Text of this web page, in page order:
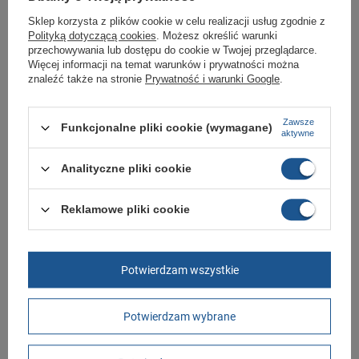
Marka Lee Cooper
Symbol LCW-24-02-2140M
Gwarancja Gwarancja
Długość towaru w
Szerokość towaru w
Więcej
GWARANCJA
Sklep korzysta z plików cookie w celu realizacji usług zgodnie z
Polityką dotyczącą cookies. Możesz określić warunki
przechowywania lub dostępu do cookie w Twojej przeglądarce.
Więcej informacji na temat warunków i prywatności można
znaleźć także na stronie Prywatność i warunki Google.
Funkcjonalne pliki cookie (wymagane)
Zawsze
aktywne
Analityczne pliki cookie
Reklamowe pliki cookie
Potwierdzam wybrane
Potwierdzam wszystkie